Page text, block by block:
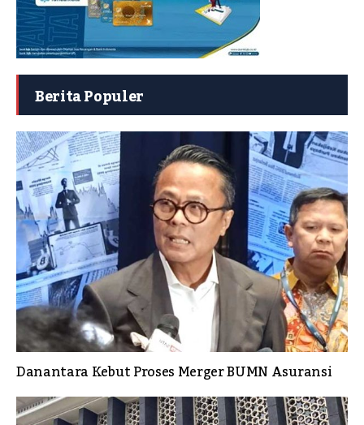
Berita Populer
Danantara Kebut Proses Merger BUMN Asuransi